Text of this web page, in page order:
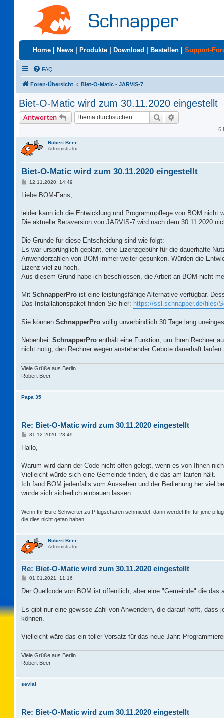
Home News Produkte Download Bestellen Support-
FAQ
Foren-Übersicht Biet-O-Matic - JARVIS-7
Biet-O-Matic wird zum 30.11.2020 eingestellt
Antworten Suche
6
Robert Beer
Administrator
Biet-O-Matic wird zum 30.11.2020 eingestellt
B
i
a
12.11.2020, 14:49
Liebe BOM-Fans,
leider kann ich die Entwicklung und Programmpflege von BOM nicht
Die aktuelle Betaversion von JARVIS-7 wird nach dem 30.11.2020
Die Gründe für diese Entscheidung sind wie folgt:
Es war ursprünglich geplant, eine Lizenzgebühr für die dauerhafte
Anwenderzahlen von BOM immer weiter gesunken. Würden die
Lizenz viel zu hoch.
Aus diesem Grund habe ich beschlossen, die Arbeit an BOM nicht
Mit SchnapperPro ist eine leistungsfähige Alternative verfügbar.
Das Installationspaket finden Sie hier: https://ssl.schnapper.de/files/
Sie können SchnapperPro völlig unverbindlich 30 Tage lang
Nebenbei: SchnapperPro enthält eine Funktion, um Ihren Rechner
nicht nötig, den Rechner wegen anstehender Gebote dauerhaft
Viele Grüße aus Berlin
Robert Beer
Papa 35
Re: Biet-O-Matic wird zum 30.11.2020 eingestellt
B
i
a
31.12.2020, 23:49
Hallo,
Warum wird dann der Code nicht offen gelegt, wenn es von Ihnen
Vielleicht würde sich eine Gemeinde finden, die das am laufen hält.
Ich fand BOM jedenfalls vom Aussehen und der Bedienung her viel
würde sich sicherlich einbauen lassen.
Wenn Ihr Eure Schwerter zu Pflugscharen schmiedet, dann werdet Ihr für jene
die dies nicht getan haben.
Robert Beer
Administrator
Re: Biet-O-Matic wird zum 30.11.2020 eingestellt
B
i
a
01.01.2021, 11:16
Der Quellcode von BOM ist öffentlich, aber eine "Gemeinde" die das
Es gibt nur eine gewisse Zahl von Anwendern, die darauf hofft,
können.
Vielleicht wäre das ein toller Vorsatz für das neue Jahr:
Viele Grüße aus Berlin
Robert Beer
sevial
Re: Biet-O-Matic wird zum 30.11.2020 eingestellt